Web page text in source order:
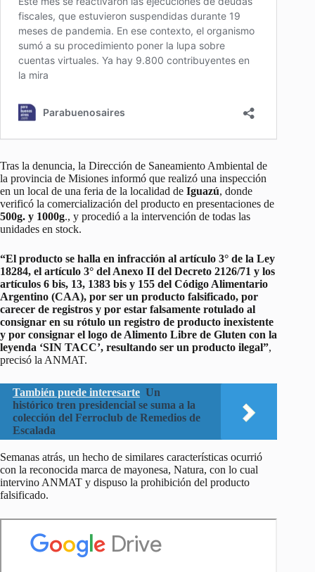
Tras la denuncia, la Dirección de Saneamiento Ambiental de
la provincia de Misiones informó que realizó una inspección
en un local de una feria de la localidad de Iguazú, donde
verificó la comercialización del producto en presentaciones de
500g. y 1000g., y procedió a la intervención de todas las
unidades en stock.
“El producto se halla en infracción al artículo 3° de la Ley
18284, el artículo 3° del Anexo II del Decreto 2126/71 y los
artículos 6 bis, 13, 1383 bis y 155 del Código Alimentario
Argentino (CAA), por ser un producto falsificado, por
carecer de registros y por estar falsamente rotulado al
consignar en su rótulo un registro de producto inexistente
y por consignar el logo de Alimento Libre de Gluten con la
leyenda ‘SIN TACC’, resultando ser un producto ilegal”,
precisó la ANMAT.
También puede interesarte Un
histórico tren presidencial se suma a la
colección del Ferroclub de Remedios de
Escalada
Semanas atrás, un hecho de similares características ocurrió
con la reconocida marca de mayonesa, Natura, con lo cual
intervino ANMAT y dispuso la prohibición del producto
falsificado.